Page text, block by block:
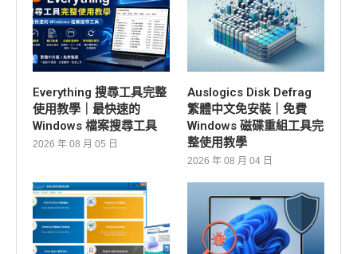
Everything 搜尋工具完整
使用教學｜最快速的
Windows 檔案搜尋工具
2026 年 08 月 05 日
Auslogics Disk Defrag
繁體中文免安裝｜免費
Windows 磁碟重組工具完
整使用教學
2026 年 08 月 04 日